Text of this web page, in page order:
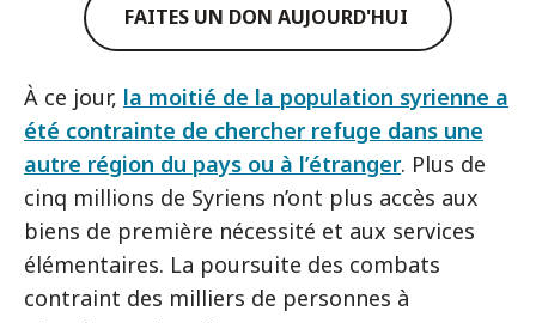
FAITES UN DON AUJOURD'HUI
À ce jour, la moitié de la population syrienne a
été contrainte de chercher refuge dans une
autre région du pays ou à l’étranger. Plus de
cinq millions de Syriens n’ont plus accès aux
biens de première nécessité et aux services
élémentaires. La poursuite des combats
contraint des milliers de personnes à